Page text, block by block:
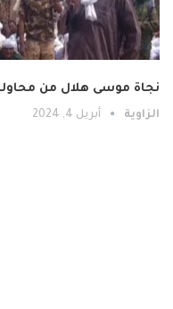
نجاة موسى هلال من
الزاوية أبريل 4, 2024